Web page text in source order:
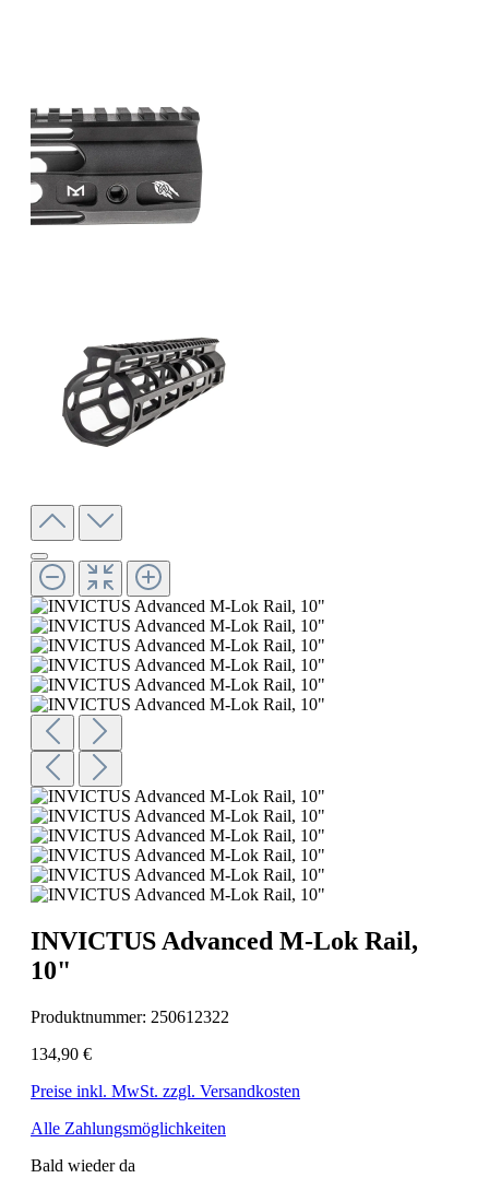
INVICTUS Advanced M-Lok Rail,
10"
Produktnummer: 250612322
134,90 €
Preise inkl. MwSt. zzgl. Versandkosten
Alle Zahlungsmöglichkeiten
Bald wieder da